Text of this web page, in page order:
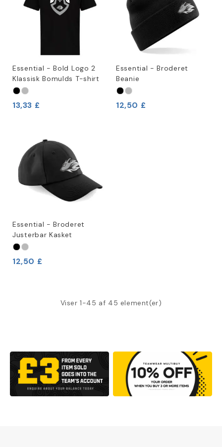
Essential - Bold Logo 2
Klassisk Bomulds T-shirt
13,33 £
Essential - Broderet
Beanie
12,50 £
Essential - Broderet
Justerbar Kasket
12,50 £
Viser 1-45 af 45 element(er)